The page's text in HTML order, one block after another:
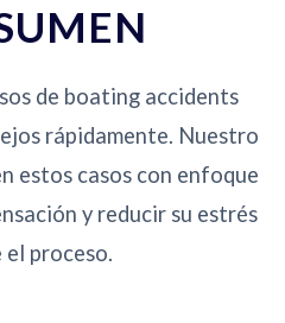
de boating accidents
rápidamente. Nuestro
estos casos con enfoque
y reducir su estrés
proceso.